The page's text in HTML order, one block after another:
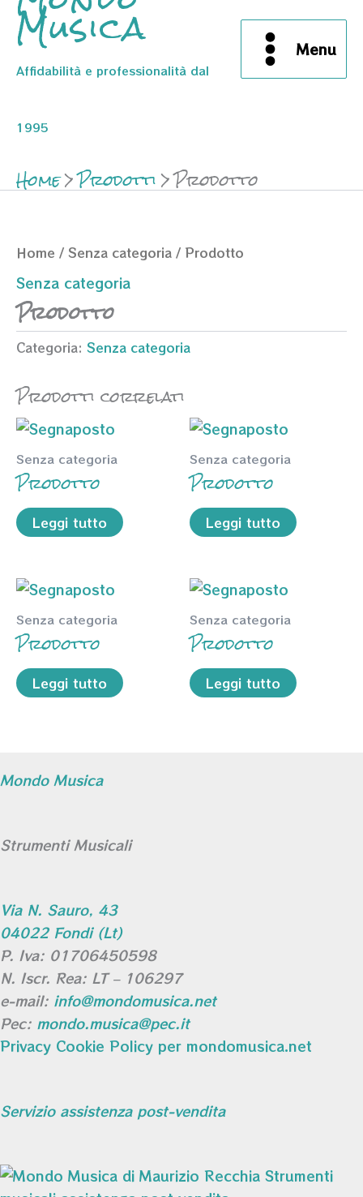
Musica
Affidabilità e professionalità dal
1995
Menu
Home Prodotti Prodotto
Home / Senza categoria / Prodotto
Senza categoria
Prodotto
Categoria: Senza categoria
Prodotti correlati
Senza categoria
Prodotto
Leggi tutto
Senza categoria
Prodotto
Leggi tutto
Senza categoria
Prodotto
Leggi tutto
Senza categoria
Prodotto
Leggi tutto
Mondo Musica
Strumenti Musicali
Via N. Sauro, 43
04022 Fondi (Lt)
P. Iva: 01706450598
N. Iscr. Rea: LT – 106297
e-mail: info@mondomusica.net
Pec: mondo.musica@pec.it
Privacy Cookie Policy per mondomusica.net
Servizio assistenza post-vendita